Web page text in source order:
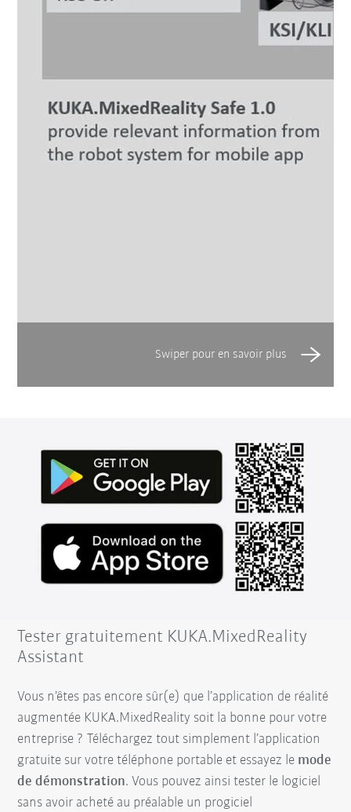
Tester gratuitement KUKA.MixedReality
Assistant
Vous n’êtes pas encore sûr(e) que l’application de réalité
augmentée KUKA.MixedReality soit la bonne pour votre
entreprise ? Téléchargez tout simplement l’application
gratuite sur votre téléphone portable et essayez le mode
de démonstration. Vous pouvez ainsi tester le logiciel
sans avoir acheté au préalable un progiciel